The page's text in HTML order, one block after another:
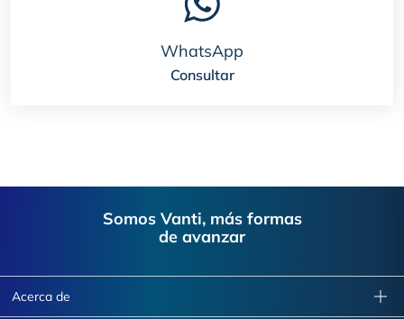
WhatsApp
Consultar
Somos Vanti, más formas
de avanzar
Acerca de